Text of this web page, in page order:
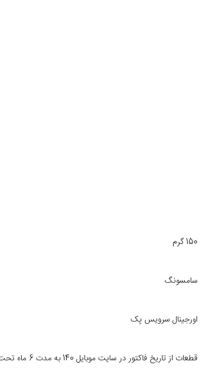
150 گرم
سامسونگ
اورجینال سرویس پک
قطعات از تاریخ فاکتور در سایت موبایل 140 به مدت 6 ماه تحت ضمانت تعویض خرابی های ناشی از ساخت می‌باشد